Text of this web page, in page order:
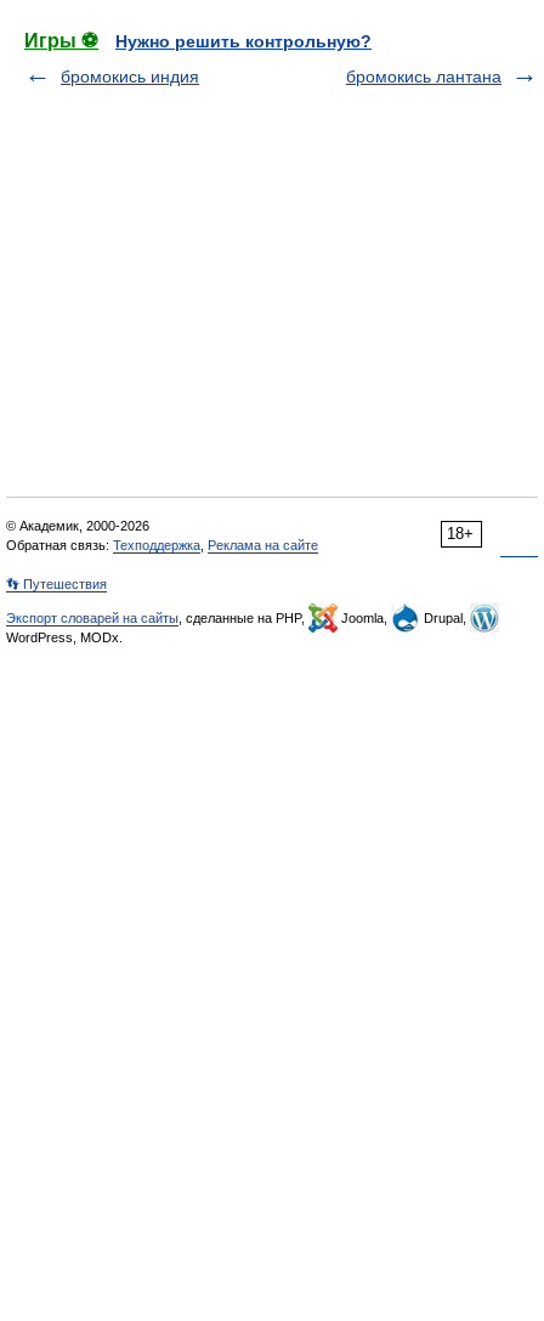
Игры ⚽
Нужно решить контрольную?
бромокись индия
бромокись лантана
18+
© Академик, 2000-2026
Обратная связь: Техподдержка Реклама на сайте
👣 Путешествия
Экспорт словарей на сайты , сделанные на PHP, Joomla,
Drupal,
WordPress, MODx.